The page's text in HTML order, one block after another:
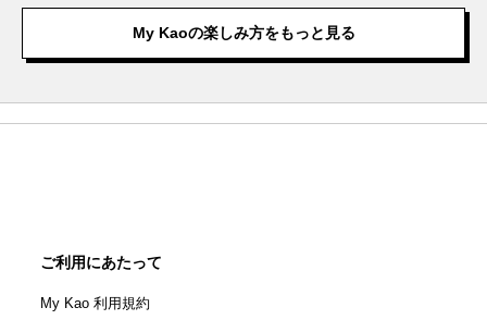
My Kaoの楽しみ方をもっと見る
ご利用にあたって
My Kao 利用規約